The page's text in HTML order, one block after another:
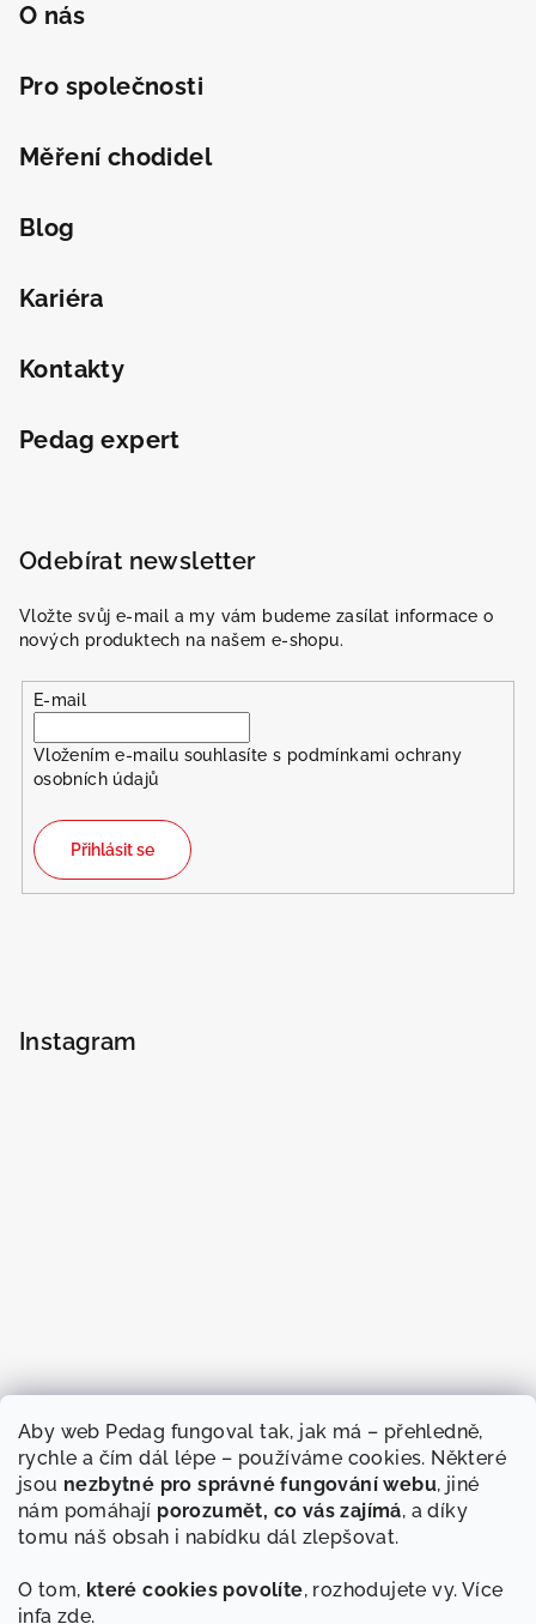
Aby web Pedag fungoval tak, jak má – přehledně,
rychle a čím dál lépe – používáme cookies. Některé
jsou nezbytné pro správné fungování webu, jiné
nám pomáhají porozumět, co vás zajímá, a díky
tomu náš obsah i nabídku dál zlepšovat.
O tom, které cookies povolíte, rozhodujete vy. Více
infa zde.
O nás
Pro společnosti
Měření chodidel
Blog
Kariéra
Kontakty
Pedag expert
Odebírat newsletter
Vložte svůj e-mail a my vám budeme zasílat informace o
nových produktech na našem e-shopu.
E-mail
Vložením e-mailu souhlasíte s podmínkami ochrany
osobních údajů
Přihlásit se
Instagram